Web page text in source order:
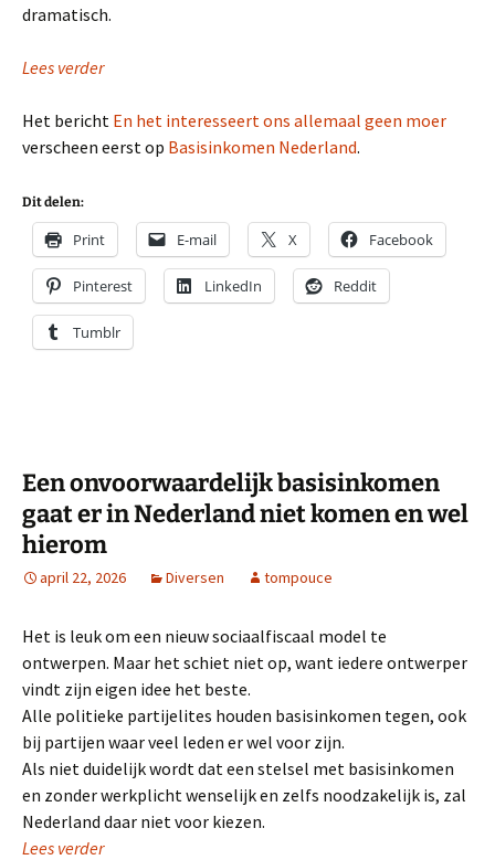
dramatisch.
Lees verder
Het bericht En het interesseert ons allemaal geen moer
verscheen eerst op Basisinkomen Nederland.
Dit delen:
Print E-mail X Facebook
Pinterest LinkedIn Reddit
Tumblr
Een onvoorwaardelijk basisinkomen
gaat er in Nederland niet komen en wel
hierom
april 22, 2026 Diversen tompouce
Het is leuk om een nieuw sociaalfiscaal model te
ontwerpen. Maar het schiet niet op, want iedere ontwerper
vindt zijn eigen idee het beste.
Alle politieke partijelites houden basisinkomen tegen, ook
bij partijen waar veel leden er wel voor zijn.
Als niet duidelijk wordt dat een stelsel met basisinkomen
en zonder werkplicht wenselijk en zelfs noodzakelijk is, zal
Nederland daar niet voor kiezen.
Lees verder